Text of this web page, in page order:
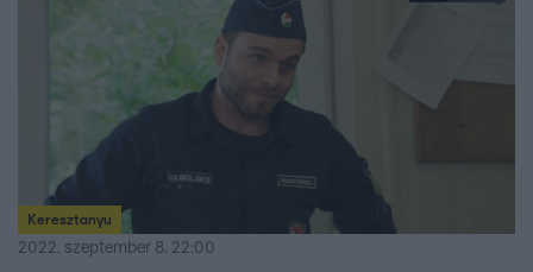
Keresztanyu
2022. szeptember 8. 22:00